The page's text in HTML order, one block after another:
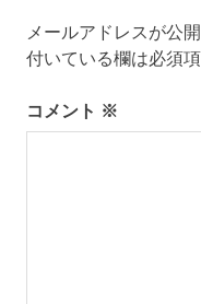
ー
シ
メールアドレスが公
付いている欄は必須
コメント ※